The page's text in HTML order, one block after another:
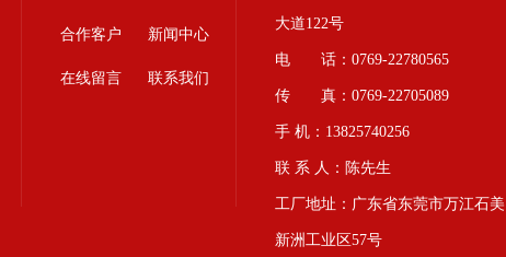
合作客户 新闻中心
在线留言 联系我们
大道122号
电 话：0769-22780565
传 真：0769-22705089
手 机：13825740256
联 系 人：陈先生
工厂地址：广东省东莞市万江石美
新洲工业区57号